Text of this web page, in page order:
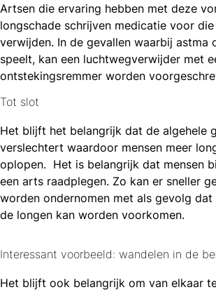
Artsen die ervaring hebben met deze
longschade schrijven medicatie voor
verwijden. In de gevallen waarbij astma
speelt, kan een luchtwegverwijder met
ontstekingsremmer worden
Tot slot
Het blijft het belangrijk dat de algehele
verslechtert waardoor mensen meer
oplopen. Het is belangrijk dat mensen
een arts raadplegen. Zo kan er sneller
worden ondernomen met als gevolg dat
de longen kan worden voorkomen.
Interessant voorbeeld: wandelen in de
Het blijft ook belangrijk om van elkaar